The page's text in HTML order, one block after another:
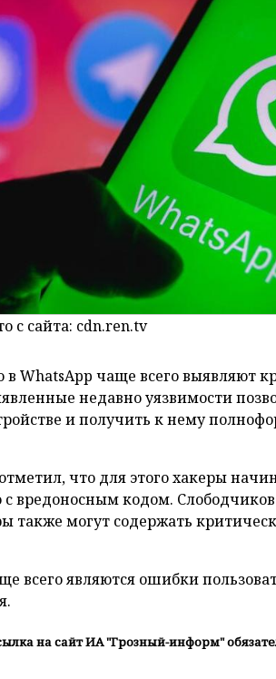
с сайта: cdn.ren.tv
в WhatsApp чаще всего выявляют
недавно уязвимости
и получить к нему
что для этого хакеры
с вредоносным кодом.
также могут содержать
всего являются ошибки
на сайт ИА "Грозный-информ"